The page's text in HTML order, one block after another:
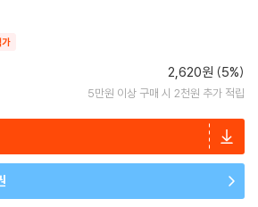
2,620원 (5%)
5만원 이상 구매 시 2천원 추가 적립